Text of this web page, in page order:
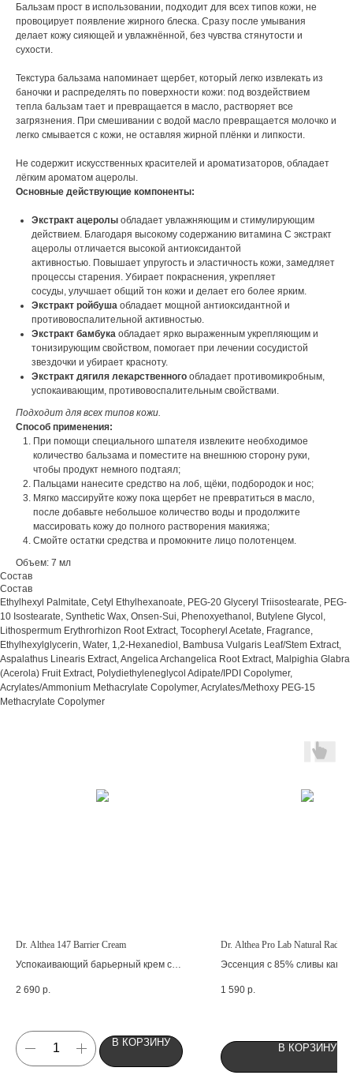
Бальзам прост в использовании, подходит для всех типов кожи, не
провоцирует появление жирного блеска. Сразу после умывания
делает кожу сияющей и увлажнённой, без чувства стянутости и
сухости.
Текстура бальзама напоминает щербет, который легко извлекать из
баночки и распределять по поверхности кожи: под воздействием
тепла бальзам тает и превращается в масло, растворяет все
загрязнения. При смешивании с водой масло превращается молочко и
легко смывается с кожи, не оставляя жирной плёнки и липкости.
Не содержит искусственных красителей и ароматизаторов, обладает
лёгким ароматом ацеролы.
Основные действующие компоненты:
Экстракт ацеролы обладает увлажняющим и стимулирующим
действием. Благодаря высокому содержанию витамина С экстракт
ацеролы отличается высокой антиоксидантой
активностью. Повышает упругость и эластичность кожи, замедляет
процессы старения. Убирает покраснения, укрепляет
сосуды, улучшает общий тон кожи и делает его более ярким.
Экстракт ройбуша обладает мощной антиоксидантной и
противовоспалительной активностью.
Экстракт бамбука обладает ярко выраженным укрепляющим и
тонизирующим свойством, помогает при лечении сосудистой
звездочки и убирает красноту.
Экстракт дягиля лекарственного обладает противомикробным,
успокаивающим, противовоспалительным свойствами.
Подходит для всех типов кожи.
Способ применения:
При помощи специального шпателя извлеките необходимое
количество бальзама и поместите на внешнюю сторону руки,
чтобы продукт немного подтаял;
Пальцами нанесите средство на лоб, щёки, подбородок и нос;
Мягко массируйте кожу пока щербет не превратиться в масло,
после добавьте небольшое количество воды и продолжите
массировать кожу до полного растворения макияжа;
Смойте остатки средства и промокните лицо полотенцем.
Объем: 7 мл
Состав
Состав
Ethylhexyl Palmitate, Cetyl Ethylhexanoate, PEG-20 Glyceryl Triisostearate, PEG-
10 Isostearate, Synthetic Wax, Onsen-Sui, Phenoxyethanol, Butylene Glycol,
Lithospermum Erythrorhizon Root Extract, Tocopheryl Acetate, Fragrance,
Ethylhexylglycerin, Water, 1,2-Hexanediol, Bambusa Vulgaris Leaf/Stem Extract,
Aspalathus Linearis Extract, Angelica Archangelica Root Extract, Malpighia Glabra
(Acerola) Fruit Extract, Polydiethyleneglycol Adipate/IPDI Copolymer,
Acrylates/Ammonium Methacrylate Copolymer, Acrylates/Methoxy PEG-15
Methacrylate Copolymer
Dr. Althea 147 Barrier Cream
Успокаивающий барьерный крем с
2 690 р.
В КОРЗИНУ
Dr. Althea Pro Lab Natural
Эссенция с 85% сливы
1 590 р.
В КОРЗИНУ